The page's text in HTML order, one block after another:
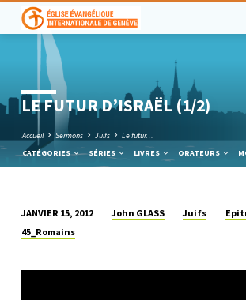
LE FUTUR D’ISRAËL (1/2)
Accueil Sermons Juifs
Le futur…
CATÉGORIES
SÉRIES LIVRES ORATEURS
LE
D’ISRAËL
JANVIER 15, 2012 John GLASS Juifs
45_Romains